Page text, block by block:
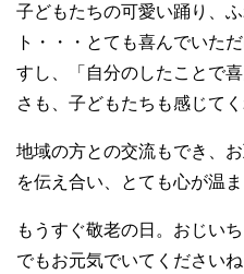
子どもたちの可愛い踊り、
ト・・・とても喜んでいた
すし、「自分のしたことで
さも、子どもたちも感じて
地域の方との交流もでき、
を伝え合い、とても心が温ま
もうすぐ敬老の日。おじい
でもお元気でいてくださいね